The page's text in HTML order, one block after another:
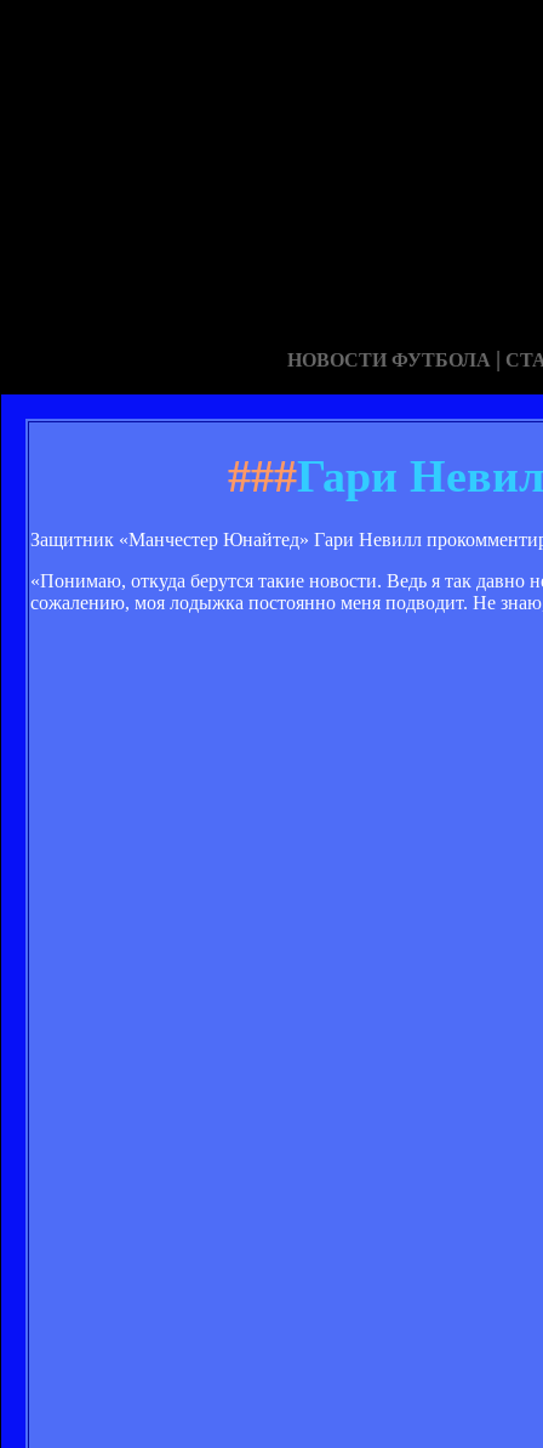
НОВОСТИ ФУТБОЛА |
###Гари
Защитник «Манчестер Юнайтед» Гари Невилл
«Понимаю, откуда берутся такие новости. Ведь я так
сожалению, моя лодыжка постоянно меня подводит. Не